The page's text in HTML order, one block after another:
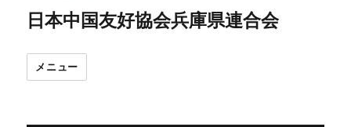
日本中国友好協会兵庫県連合会
メニュー